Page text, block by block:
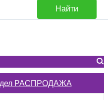
Найти
РАСПРОДАЖА